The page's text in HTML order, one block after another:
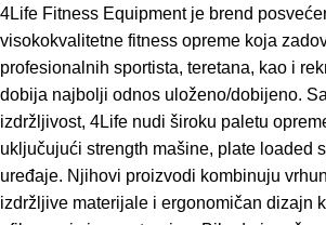
4Life Fitness Equipment je brend
visokokvalitetne fitness opreme koja
profesionalnih sportista, teretana, kao i
dobija najbolji odnos uloženo/dobijeno.
izdržljivost, 4Life nudi široku paletu
uključujući strength mašine, plate loaded
uređaje. Njihovi proizvodi kombinuju
izdržljive materijale i ergonomičan dizajn